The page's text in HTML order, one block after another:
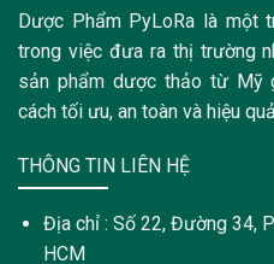
Dược Phẩm PyLoRa là một
trong việc đưa ra thị trường
sản phẩm dược thảo từ Mỹ
cách tối ưu, an toàn và hiệu
THÔNG TIN LIÊN HỆ
Địa chỉ : Số 22, Đường 34,
HCM